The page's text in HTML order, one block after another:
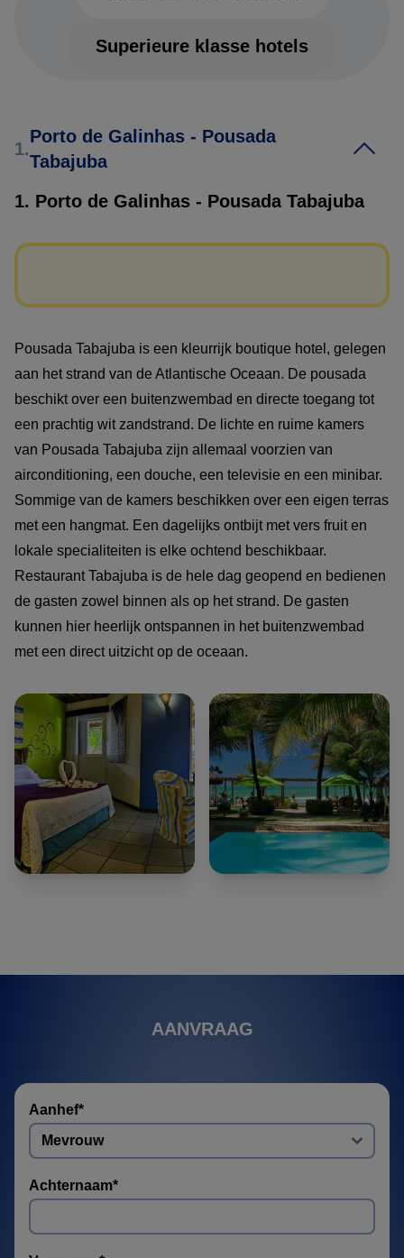
Superieure klasse hotels
1.
Porto de Galinhas - Pousada
Tabajuba
1. Porto de Galinhas - Pousada Tabajuba
Pousada Tabajuba is een kleurrijk boutique hotel, gelegen
aan het strand van de Atlantische Oceaan. De pousada
beschikt over een buitenzwembad en directe toegang tot
een prachtig wit zandstrand. De lichte en ruime kamers
van Pousada Tabajuba zijn allemaal voorzien van
airconditioning, een douche, een televisie en een minibar.
Sommige van de kamers beschikken over een eigen terras
met een hangmat. Een dagelijks ontbijt met vers fruit en
lokale specialiteiten is elke ochtend beschikbaar.
Restaurant Tabajuba is de hele dag geopend en bedienen
de gasten zowel binnen als op het strand. De gasten
kunnen hier heerlijk ontspannen in het buitenzwembad
met een direct uitzicht op de oceaan.
AANVRAAG
Aanhef*
Achternaam*